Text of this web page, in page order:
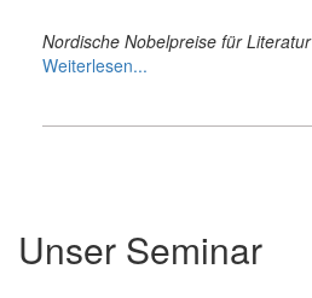
Nordische Nobelpreise für Literatur
Weiterlesen...
Unser Seminar